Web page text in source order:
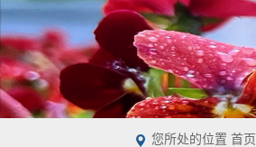
您所处的位置 首页